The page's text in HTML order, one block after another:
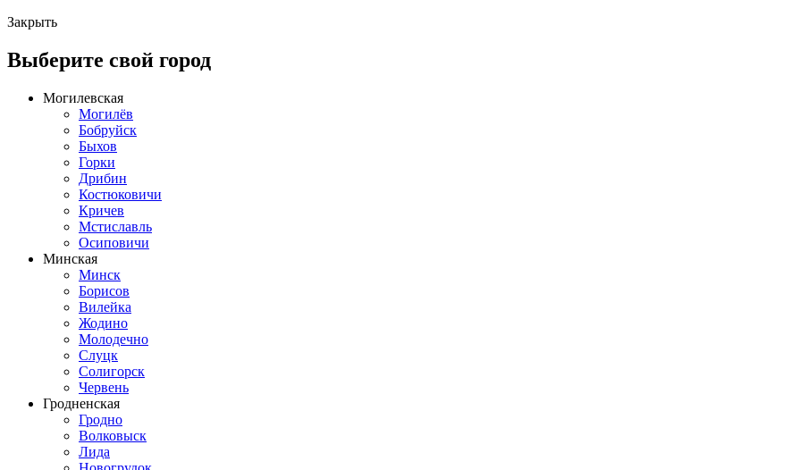
Закрыть
Выберите свой город
Могилевская
Могилёв
Бобруйск
Быхов
Горки
Дрибин
Костюковичи
Кричев
Мстиславль
Осиповичи
Минская
Минск
Борисов
Вилейка
Жодино
Молодечно
Слуцк
Солигорск
Червень
Гродненская
Гродно
Волковыск
Лида